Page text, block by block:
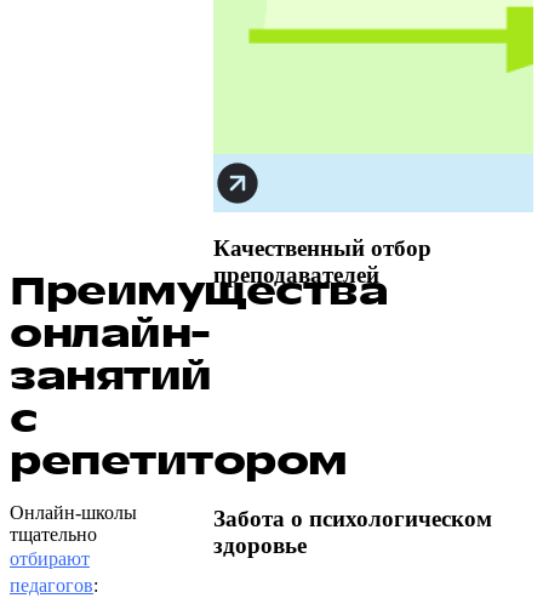
Преимущества
онлайн-
занятий
с
репетитором
Качественный отбор
преподавателей
Онлайн-школы
тщательно
отбирают
педагогов:
Забота о психологическом
здоровье